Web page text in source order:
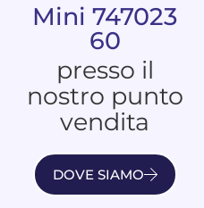
Mini 747023
60
presso il
nostro punto
vendita
DOVE SIAMO